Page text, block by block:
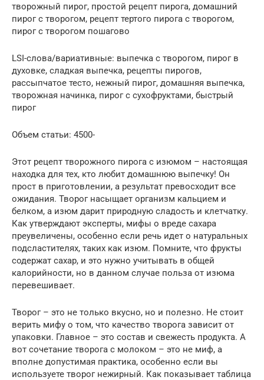
творожный пирог, простой рецепт пирога, домашний
пирог с творогом, рецепт тертого пирога с творогом,
пирог с творогом пошагово
LSI-слова/вариативные: выпечка с творогом, пирог в
духовке, сладкая выпечка, рецепты пирогов,
рассыпчатое тесто, нежный пирог, домашняя выпечка,
творожная начинка, пирог с сухофруктами, быстрый
пирог
Объем статьи: 4500-
Этот рецепт творожного пирога с изюмом – настоящая
находка для тех, кто любит домашнюю выпечку! Он
прост в приготовлении, а результат превосходит все
ожидания. Творог насыщает организм кальцием и
белком, а изюм дарит природную сладость и клетчатку.
Как утверждают эксперты, мифы о вреде сахара
преувеличены, особенно если речь идет о натуральных
подсластителях, таких как изюм. Помните, что фрукты
содержат сахар, и это нужно учитывать в общей
калорийности, но в данном случае польза от изюма
перевешивает.
Творог – это не только вкусно, но и полезно. Не стоит
верить мифу о том, что качество творога зависит от
упаковки. Главное – это состав и свежесть продукта. А
вот сочетание творога с молоком – это не миф, а
вполне допустимая практика, особенно если вы
используете творог нежирный. Как показывает таблица